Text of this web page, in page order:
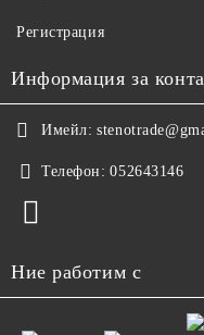
Регистрация
Информация за
Имейл:
Телефон: 052643146
Ние работим с